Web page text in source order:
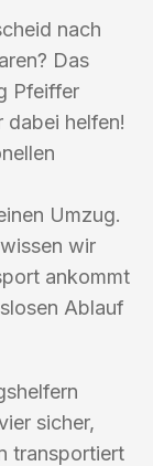
nach
Das
Pfeiffer
dabei helfen!
Umzug.
wir
ankommt
Ablauf
sicher,
transportiert